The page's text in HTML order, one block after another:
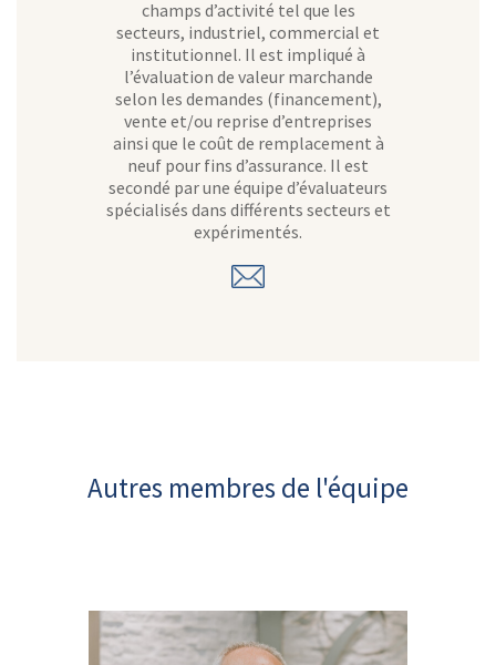
champs d’activité tel que les
secteurs, industriel, commercial et
institutionnel. Il est impliqué à
l’évaluation de valeur marchande
selon les demandes (financement),
vente et/ou reprise d’entreprises
ainsi que le coût de remplacement à
neuf pour fins d’assurance. Il est
secondé par une équipe d’évaluateurs
spécialisés dans différents secteurs et
expérimentés.
Autres membres de l'équipe